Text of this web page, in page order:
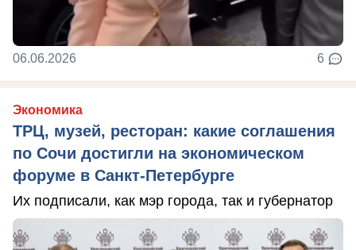
06.06.2026 6
Экономика
ТРЦ, музей, ресторан: какие соглашения
по Сочи достигли на экономическом
форуме в Санкт-Петербурге
Их подписали, как мэр города, так и губернатор